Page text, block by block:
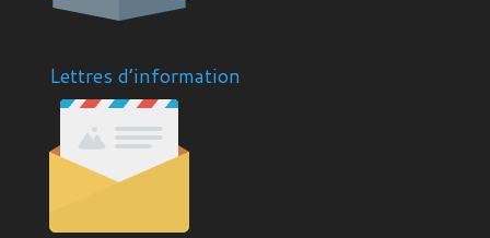
Lettres d’information